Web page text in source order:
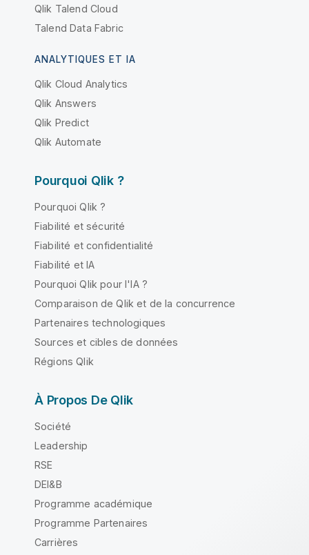
Qlik Talend Cloud
Talend Data Fabric
ANALYTIQUES ET IA
Qlik Cloud Analytics
Qlik Answers
Qlik Predict
Qlik Automate
Pourquoi Qlik ?
Pourquoi Qlik ?
Fiabilité et sécurité
Fiabilité et confidentialité
Fiabilité et IA
Pourquoi Qlik pour l'IA ?
Comparaison de Qlik et de la concurrence
Partenaires technologiques
Sources et cibles de données
Régions Qlik
À Propos De Qlik
Société
Leadership
RSE
DEI&B
Programme académique
Programme Partenaires
Carrières